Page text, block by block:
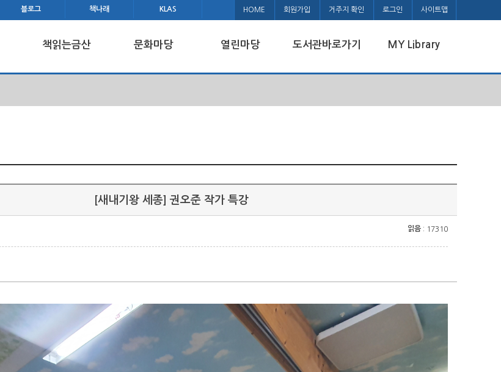
블로그 책나래 KLAS HOME 회원가입 거주지 확인 로그인 사이트맵
책읽는금산 문화마당 열린마당 도서관바로가기 MY Library
[새내기왕 세종] 권오준 작가 특강
읽음 : 17310